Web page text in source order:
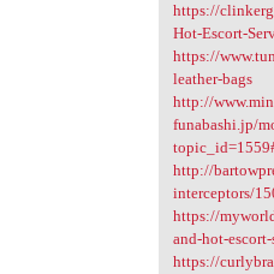
https://
Hot-Escort-
https://
leather-bags
http://
funabashi.jp/
http://
interceptors/
https://
and-hot-
https://